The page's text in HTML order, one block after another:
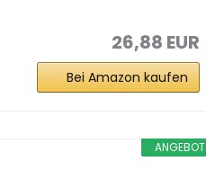
26,88 EUR
Bei Amazon kaufen
ANGEBOT